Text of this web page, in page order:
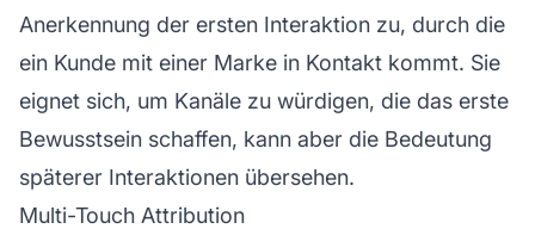
Anerkennung der ersten Interaktion zu, durch die
ein Kunde mit einer Marke in Kontakt kommt. Sie
eignet sich, um Kanäle zu würdigen, die das erste
Bewusstsein schaffen, kann aber die Bedeutung
späterer Interaktionen übersehen.
Multi-Touch Attribution